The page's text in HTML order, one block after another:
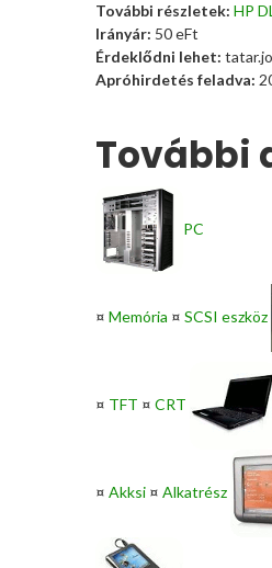
További részletek: HP
Irányár: 50eFt
Érdeklődni lehet:
Apróhirdetés feladva:
További
PC
¤ Memória ¤ SCSI eszköz
¤ TFT ¤ CRT
¤ Akksi ¤ Alkatrész